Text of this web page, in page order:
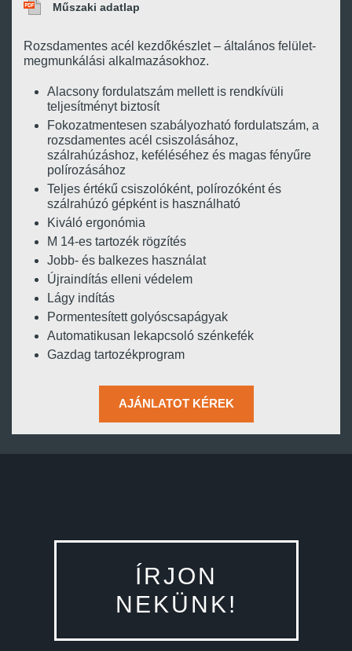
Műszaki adatlap
Rozsdamentes acél kezdőkészlet – általános felület-
megmunkálási alkalmazásokhoz.
Alacsony fordulatszám mellett is rendkívüli
teljesítményt biztosít
Fokozatmentesen szabályozható fordulatszám, a
rozsdamentes acél csiszolásához,
szálrahúzáshoz, keféléséhez és magas fényűre
polírozásához
Teljes értékű csiszolóként, polírozóként és
szálrahúzó gépként is használható
Kiváló ergonómia
M 14-es tartozék rögzítés
Jobb- és balkezes használat
Újraindítás elleni védelem
Lágy indítás
Pormentesített golyóscsapágyak
Automatikusan lekapcsoló szénkefék
Gazdag tartozékprogram
AJÁNLATOT KÉREK
ÍRJON
NEKÜNK!